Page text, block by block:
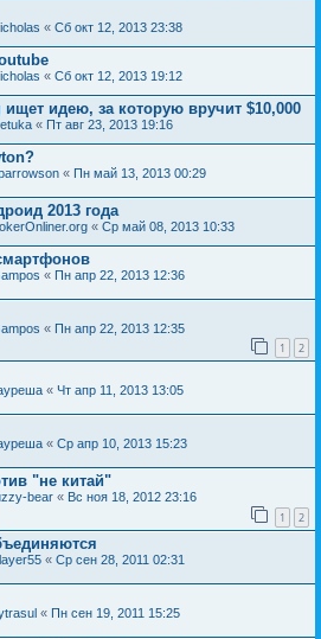
« Сб окт 12, 2013 23:38
« Сб окт 12, 2013 19:12
идею, за которую вручит $10,000
« Пт авг 23, 2013 19:16
« Пн май 13, 2013 00:29
2013 года
« Ср май 08, 2013 10:33
« Пн апр 22, 2013 12:36
« Пн апр 22, 2013 12:35
1 2
« Чт апр 11, 2013 13:05
« Ср апр 10, 2013 15:23
"не китай"
bear « Вс ноя 18, 2012 23:16
1 2
« Ср сен 28, 2011 02:31
« Пн сен 19, 2011 15:25